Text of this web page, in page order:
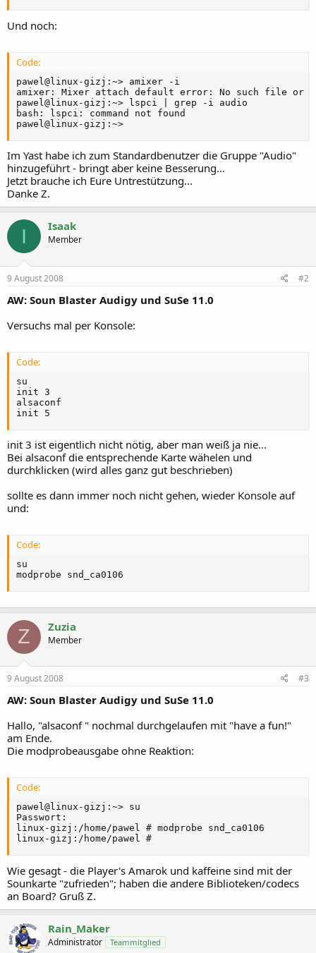
Und noch:
Code:
pawel@linux-gizj:~> amixer -i
amixer: Mixer attach default error: No such file or
pawel@linux-gizj:~> lspci | grep -i audio
bash: lspci: command not found
pawel@linux-gizj:~>
Im Yast habe ich zum Standardbenutzer die Gruppe "Audio"
hinzugeführt - bringt aber keine Besserung...
Jetzt brauche ich Eure Untrestützung...
Danke Z.
I Isaak
Member
9 August 2008 #2
AW: Soun Blaster Audigy und SuSe 11.0
Versuchs mal per Konsole:
Code:
su
init 3
alsaconf
init 5
init 3 ist eigentlich nicht nötig, aber man weiß ja nie...
Bei alsaconf die entsprechende Karte wähelen und
durchklicken (wird alles ganz gut beschrieben)
sollte es dann immer noch nicht gehen, wieder Konsole auf
und:
Code:
su
modprobe snd_ca0106
Z Zuzia
Member
9 August 2008 #3
AW: Soun Blaster Audigy und SuSe 11.0
Hallo, "alsaconf " nochmal durchgelaufen mit "have a fun!"
am Ende.
Die modprobeausgabe ohne Reaktion:
Code:
pawel@linux-gizj:~> su
Passwort:
linux-gizj:/home/pawel # modprobe snd_ca0106
linux-gizj:/home/pawel #
Wie gesagt - die Player's Amarok und kaffeine sind mit der
Sounkarte "zufrieden"; haben die andere Biblioteken/codecs
an Board? Gruß Z.
Rain_Maker
Administrator Teammitglied